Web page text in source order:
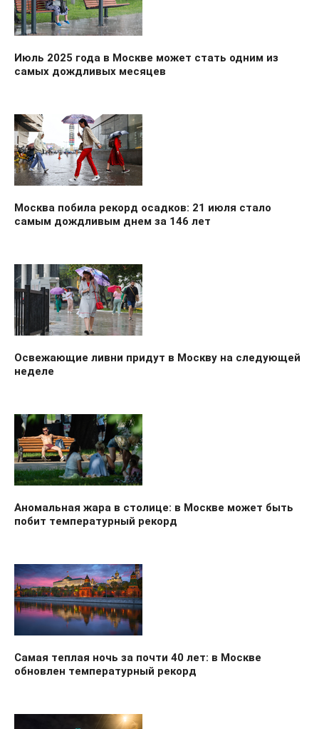
Июль 2025 года в Москве может стать одним из
самых дождливых месяцев
Москва побила рекорд осадков: 21 июля стало
самым дождливым днем за 146 лет
Освежающие ливни придут в Москву на следующей
неделе
Аномальная жара в столице: в Москве может быть
побит температурный рекорд
Самая теплая ночь за почти 40 лет: в Москве
обновлен температурный рекорд